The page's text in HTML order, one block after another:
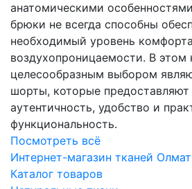
анатомическими
брюки не всегда способны
необходимый уровень комфорта и
воздухопроницаемости. В этом
целесообразным выбором
шорты, которые предоставляют
аутентичность, удобство и
функциональность.
Посмотреть всё
Интернет-магазин тканей
Каталог товаров